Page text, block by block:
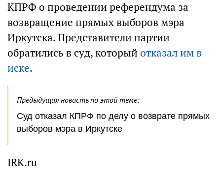
КПРФ о проведении референдума за
возвращение прямых выборов мэра
Иркутска. Представители партии
обратились в суд, который отказал им в
иске.
Предыдущая новость по этой теме:
Суд отказал КПРФ по делу о возврате прямых
выборов мэра в Иркутске
IRK.ru